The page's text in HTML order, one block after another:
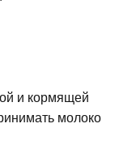
и кормящей
молоко